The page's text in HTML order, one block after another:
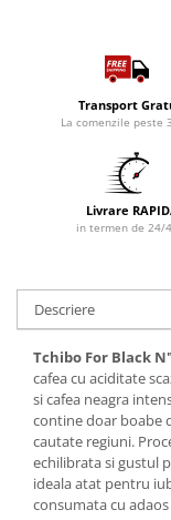
Transport
La comenzile peste
Livrare
in termen de 24/
Descriere
Tchibo For Black
cafea cu aciditate
si cafea neagra
contine doar boabe
cautate regiuni.
echilibrata si gustul
ideala atat pentru
consumata cu